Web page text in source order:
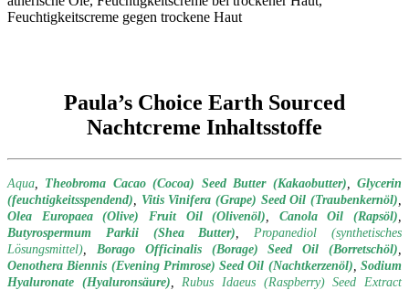
Paula’s Choice Earth Sourced
Nachtcreme Inhaltsstoffe
Aqua Theobroma Cacao (Cocoa) Seed Butter (Kakaobutter) ,Glycerin
(feuchtigkeitsspendend)
Vitis Vinifera (Grape) Seed Oil (Traubenkernöl)
Olea Europaea (Olive) Fruit Oil (Olivenöl)
Canola Oil (Rapsöl)
Butyrospermum Parkii (Shea Butter)
Propanediol (synthetisches
Lösungsmittel)
Borago Officinalis (Borage) Seed Oil (Borretschöl)
Oenothera Biennis (Evening Primrose) Seed Oil (Nachtkerzenöl) ,Sodium
Hyaluronate (Hyaluronsäure)
Rubus Idaeus (Raspberry) Seed Extract